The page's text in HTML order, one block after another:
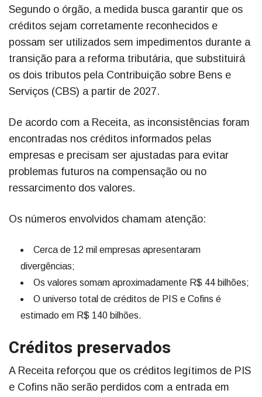
Segundo o órgão, a medida busca garantir que os
créditos sejam corretamente reconhecidos e
possam ser utilizados sem impedimentos durante a
transição para a reforma tributária, que substituirá
os dois tributos pela Contribuição sobre Bens e
Serviços (CBS) a partir de 2027.
De acordo com a Receita, as inconsistências foram
encontradas nos créditos informados pelas
empresas e precisam ser ajustadas para evitar
problemas futuros na compensação ou no
ressarcimento dos valores.
Os números envolvidos chamam atenção:
Cerca de 12 mil empresas apresentaram
divergências;
Os valores somam aproximadamente R$ 44 bilhões;
O universo total de créditos de PIS e Cofins é
estimado em R$ 140 bilhões.
Créditos preservados
A Receita reforçou que os créditos legítimos de PIS
e Cofins não serão perdidos com a entrada em